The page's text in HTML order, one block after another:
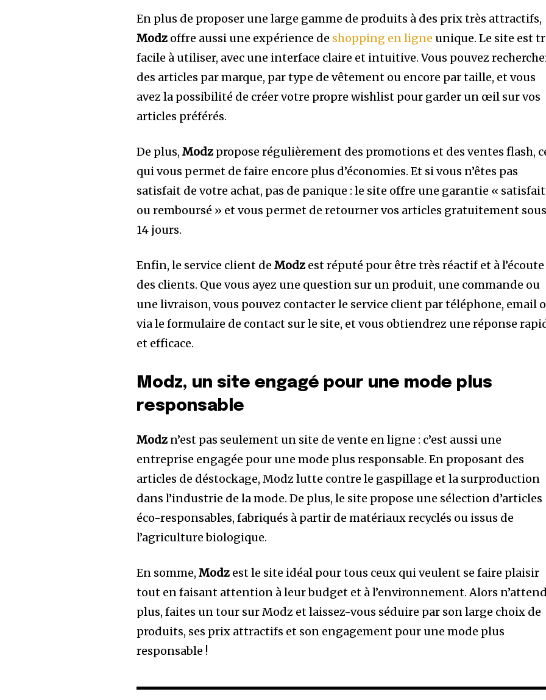
En plus de proposer une large gamme de produits à des prix très attractifs,
Modz offre aussi une expérience de shopping en ligne unique. Le site est
facile à utiliser, avec une interface claire et intuitive. Vous pouvez
des articles par marque, par type de vêtement ou encore par taille, et vous
avez la possibilité de créer votre propre wishlist pour garder un œil sur vos
articles préférés.
De plus,Modz propose régulièrement des promotions et des ventes flash,
qui vous permet de faire encore plus d’économies. Et si vous n’êtes pas
satisfait de votre achat, pas de panique : le site offre une garantie « satisfait
ou remboursé » et vous permet de retourner vos articles gratuitement sous
14 jours.
Enfin, le service client deModz est réputé pour être très réactif et à l’écoute
des clients. Que vous ayez une question sur un produit, une commande ou
une livraison, vous pouvez contacter le service client par téléphone, email
via le formulaire de contact sur le site, et vous obtiendrez une réponse
et efficace.
Modz, un site engagé pour une mode plus
responsable
Modz n’est pas seulement un site de vente en ligne : c’est aussi une
entreprise engagée pour une mode plus responsable. En proposant des
articles de déstockage, Modz lutte contre le gaspillage et la surproduction
dans l’industrie de la mode. De plus, le site propose une sélection d’articles
éco-responsables, fabriqués à partir de matériaux recyclés ou issus de
l’agriculture biologique.
En somme,Modz est le site idéal pour tous ceux qui veulent se faire plaisir
tout en faisant attention à leur budget et à l’environnement. Alors
plus, faites un tour sur Modz et laissez-vous séduire par son large choix de
produits, ses prix attractifs et son engagement pour une mode plus
responsable !